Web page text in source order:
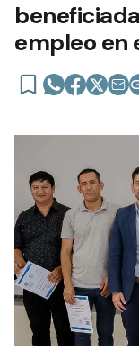
empleo en